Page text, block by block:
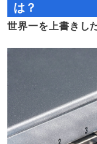
は？
世界一を上書きし